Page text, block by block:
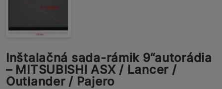
Inštalačná sada-rámik 9“autorádia
– MITSUBISHI ASX / Lancer /
Outlander / Pajero